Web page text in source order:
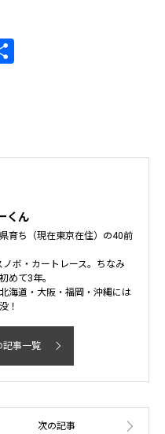
くん
育ち（現在東京在住）の40前
ノボ・カートレース。ちなみ
めて3年。
海道・大阪・福岡・沖縄には
！
記事一覧